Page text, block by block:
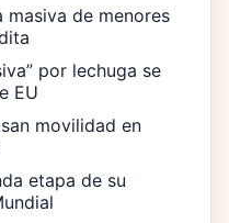
de menores
por lechuga se
EU
movilidad en
etapa de su